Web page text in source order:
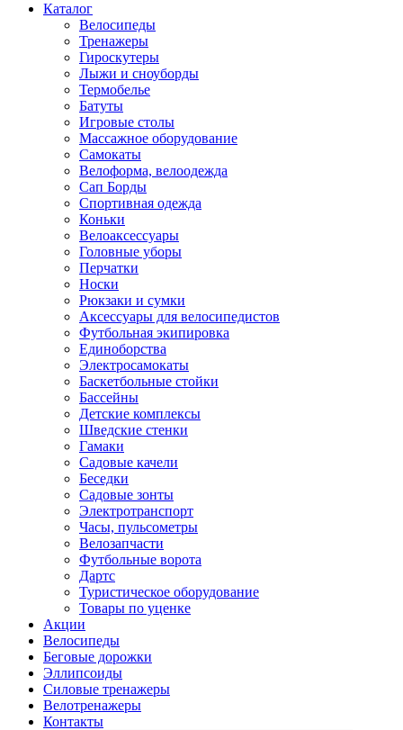
Каталог
Велосипеды
Тренажеры
Гироскутеры
Лыжи и сноуборды
Термобелье
Батуты
Игровые столы
Массажное оборудование
Самокаты
Велоформа, велоодежда
Сап Борды
Спортивная одежда
Коньки
Велоаксессуары
Головные уборы
Перчатки
Носки
Рюкзаки и сумки
Аксессуары для велосипедистов
Футбольная экипировка
Единоборства
Электросамокаты
Баскетбольные стойки
Бассейны
Детские комплексы
Шведские стенки
Гамаки
Садовые качели
Беседки
Садовые зонты
Электротранспорт
Часы, пульсометры
Велозапчасти
Футбольные ворота
Дартс
Туристическое оборудование
Товары по уценке
Акции
Велосипеды
Беговые дорожки
Эллипсоиды
Силовые тренажеры
Велотренажеры
Контакты